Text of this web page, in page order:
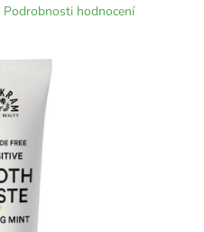
Podrobnosti hodnocení